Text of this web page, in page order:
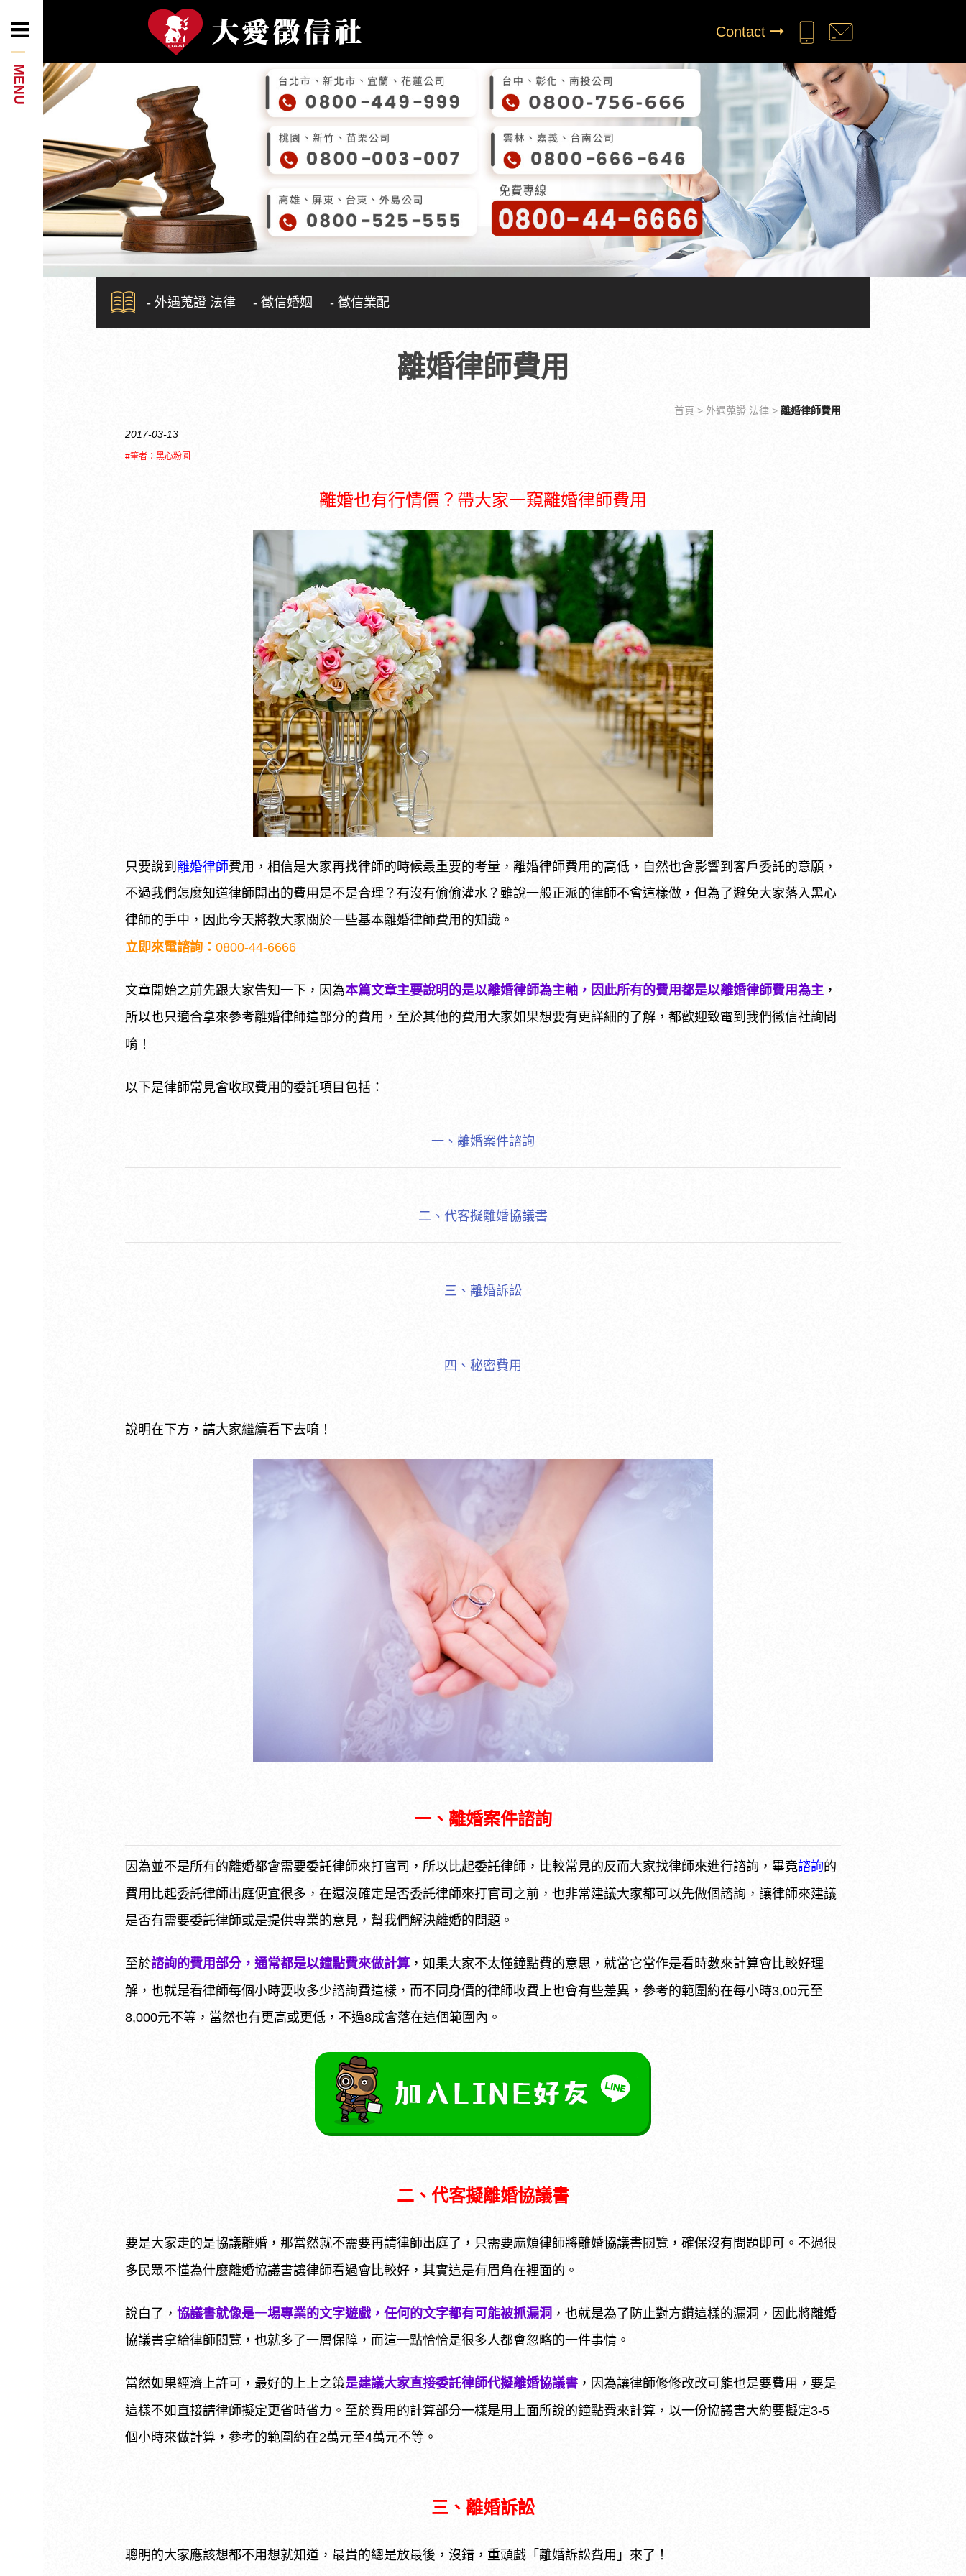
Contact
- 外遇蒐證 法律 - 徵信婚姻 - 徵信業配
離婚律師費用
首頁 > 外遇蒐證 法律> 離婚律師費用
2017-03-13
#筆者：黑心粉圓
離婚也有行情價？帶大家一窺離婚律師費用
只要說到離婚律師費用，相信是大家再找律師的時候最重要的考量，離婚律師費用的高低，自然也會影響到客戶委託的意願，
不過我們怎麼知道律師開出的費用是不是合理？有沒有偷偷灌水？雖說一般正派的律師不會這樣做，但為了避免大家落入黑心
律師的手中，因此今天將教大家關於一些基本離婚律師費用的知識。
立即來電諮詢：0800-44-6666
文章開始之前先跟大家告知一下，因為本篇文章主要說明的是以離婚律師為主軸，因此所有的費用都是以離婚律師費用為主 ，
所以也只適合拿來參考離婚律師這部分的費用，至於其他的費用大家如果想要有更詳細的了解，都歡迎致電到我們徵信社詢問
唷！
以下是律師常見會收取費用的委託項目包括：
一、離婚案件諮詢
二、代客擬離婚協議書
三、離婚訴訟
四、秘密費用
說明在下方，請大家繼續看下去唷！
一、離婚案件諮詢
因為並不是所有的離婚都會需要委託律師來打官司，所以比起委託律師，比較常見的反而大家找律師來進行諮詢，畢竟諮詢的
費用比起委託律師出庭便宜很多，在還沒確定是否委託律師來打官司之前，也非常建議大家都可以先做個諮詢，讓律師來建議
是否有需要委託律師或是提供專業的意見，幫我們解決離婚的問題。
至於諮詢的費用部分，通常都是以鐘點費來做計算 ，如果大家不太懂鐘點費的意思，就當它當作是看時數來計算會比較好理
解，也就是看律師每個小時要收多少諮詢費這樣，而不同身價的律師收費上也會有些差異，參考的範圍約在每小時3,00元至
8,000元不等，當然也有更高或更低，不過8成會落在這個範圍內。
二、代客擬離婚協議書
要是大家走的是協議離婚，那當然就不需要再請律師出庭了，只需要麻煩律師將離婚協議書閱覽，確保沒有問題即可。不過很
多民眾不懂為什麼離婚協議書讓律師看過會比較好，其實這是有眉角在裡面的。
說白了，協議書就像是一場專業的文字遊戲，任何的文字都有可能被抓漏洞 ，也就是為了防止對方鑽這樣的漏洞，因此將離婚
協議書拿給律師閱覽，也就多了一層保障，而這一點恰恰是很多人都會忽略的一件事情。
當然如果經濟上許可，最好的上上之策是建議大家直接委託律師代擬離婚協議書 ，因為讓律師修修改改可能也是要費用，要是
這樣不如直接請律師擬定更省時省力。至於費用的計算部分一樣是用上面所說的鐘點費來計算，以一份協議書大約要擬定3-5
個小時來做計算，參考的範圍約在2萬元至4萬元不等。
三、離婚訴訟
聰明的大家應該想都不用想就知道，最貴的總是放最後，沒錯，重頭戲「離婚訴訟費用」來了！